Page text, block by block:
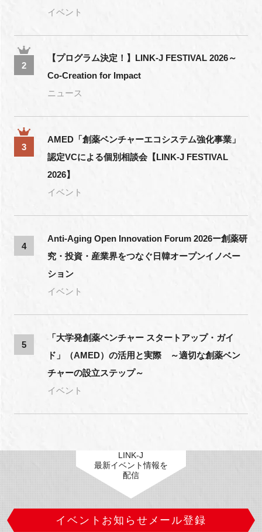
イベント
2
【プログラム決定！】LINK-J FESTIVAL 2026～
Co-Creation for Impact
ニュース
3
AMED「創薬ベンチャーエコシステム強化事業」
認定VCによる個別相談会【LINK-J FESTIVAL
2026】
イベント
4
Anti-Aging Open Innovation Forum 2026ー創薬研
究・投資・産業界をつなぐ日韓オープンイノベー
ション
イベント
5
「大学発創薬ベンチャー スタートアップ・ガイ
ド」（AMED）の活用と実際 ～適切な創薬ベン
チャーの設立ステップ～
イベント
LINK-J
最新イベント情報を
配信
イベントお知らせメール登録